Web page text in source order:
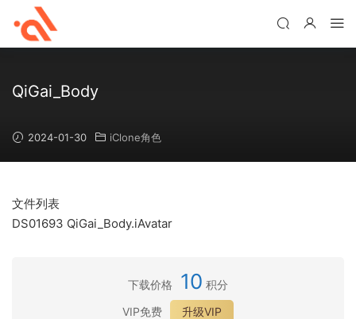
QiGai_Body
2024-01-30 iClone角色
文件列表
DS01693 QiGai_Body.iAvatar
下载价格 10 积分
VIP免费
升级VIP